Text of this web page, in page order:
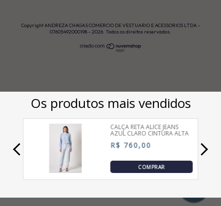
Copyright ANDREZA CHAGAS COMERCIO DE VESTUARIO E ACESSORIOS LTDA -
07605492000198 - 2026. Todos os direitos reservados.